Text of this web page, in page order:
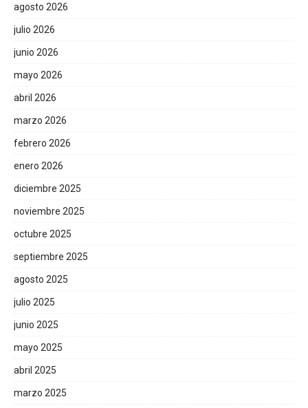
agosto 2026
julio 2026
junio 2026
mayo 2026
abril 2026
marzo 2026
febrero 2026
enero 2026
diciembre 2025
noviembre 2025
octubre 2025
septiembre 2025
agosto 2025
julio 2025
junio 2025
mayo 2025
abril 2025
marzo 2025